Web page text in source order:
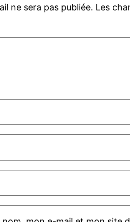
ne sera pas publiée. Les